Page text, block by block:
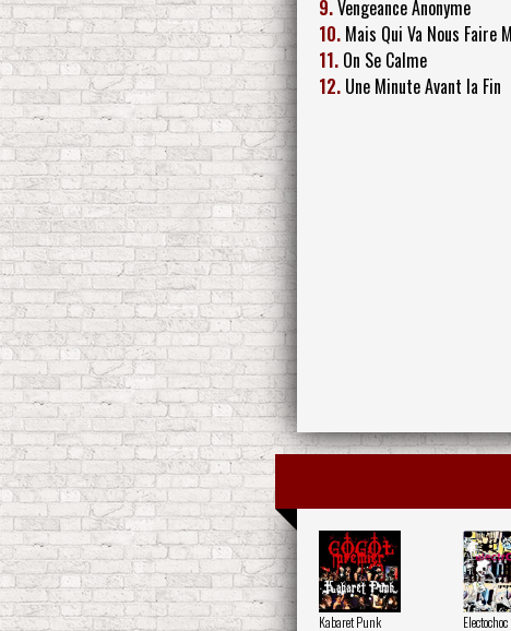
9.Vengeance Anonyme
10. Mais Qui Va Nous Faire
11. On Se Calme
12. Une Minute Avant la Fin
Kabaret Punk Electochoc